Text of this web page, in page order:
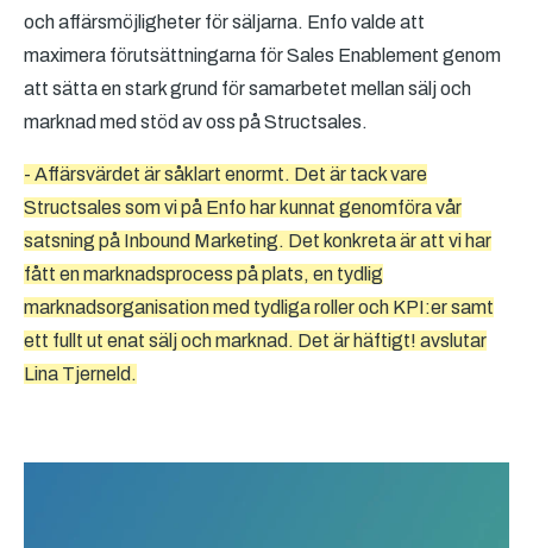
och affärsmöjligheter för säljarna. Enfo valde att
maximera förutsättningarna för Sales Enablement genom
att sätta en stark grund för samarbetet mellan sälj och
marknad med stöd av oss på Structsales.
- Affärsvärdet är såklart enormt. Det är tack vare
Structsales som vi på Enfo har kunnat genomföra vår
satsning på Inbound Marketing. Det konkreta är att vi har
fått en marknadsprocess på plats, en tydlig
marknadsorganisation med tydliga roller och KPI:er samt
ett fullt ut enat sälj och marknad. Det är häftigt! avslutar
Lina Tjerneld.